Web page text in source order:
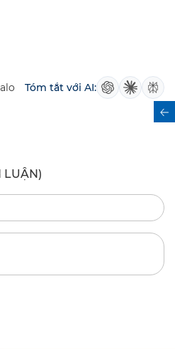
Tóm tắt với AI:
LUẬN)